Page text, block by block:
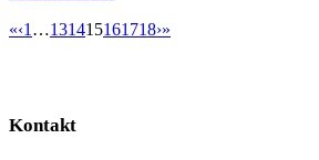
«‹1 …131415161718›»
Kontakt